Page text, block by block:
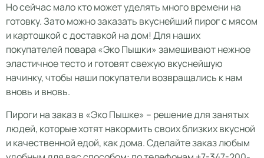
Но сейчас мало кто может уделять много времени на
готовку. Зато можно заказать вкуснейший пирог с мясом
и картошкой с доставкой на дом! Для наших
покупателей повара «Эко Пышки» замешивают нежное
эластичное тесто и готовят свежую вкуснейшую
начинку, чтобы наши покупатели возвращались к нам
вновь и вновь.
Пироги на заказ в «Эко Пышке» – решение для занятых
людей, которые хотят накормить своих близких вкусной
и качественной едой, как дома. Сделайте заказ любым